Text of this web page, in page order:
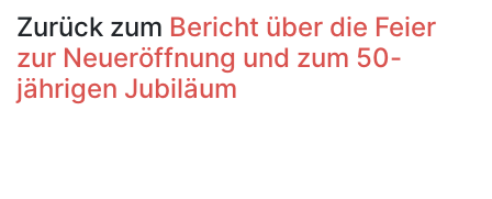
Zurück zum Bericht über die Feier
zur Neueröffnung und zum 50-
jährigen Jubiläum